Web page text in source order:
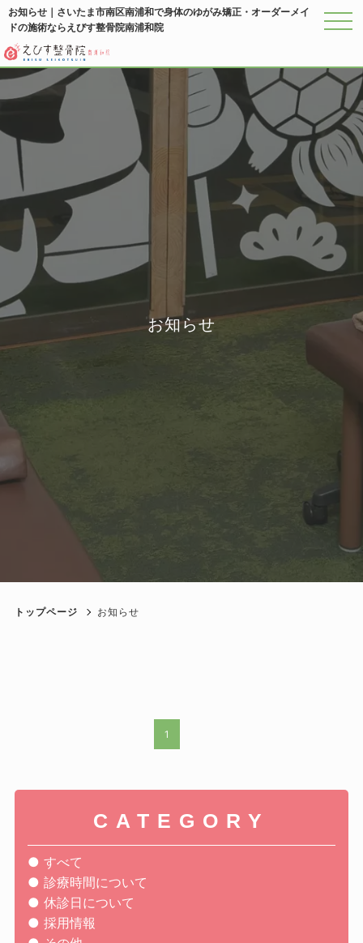
お知らせ｜さいたま市南区南浦和で身体のゆがみ矯正・オーダーメイ
ドの施術ならえびす整骨院南浦和院
メニ
お知らせ
トップページ お知らせ
1
CATEGORY
すべて
診療時間について
休診日について
採用情報